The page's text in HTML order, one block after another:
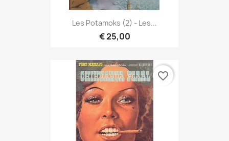
Les Potamoks (2) - Les...
€ 25,00
favorite_border